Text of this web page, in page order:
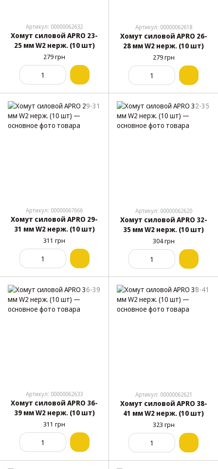
Артикул: 00000062632
Хомут силовой APRO 23-
25 мм W2 нерж. (10 шт)
279 грн
Артикул: 00000062618
Хомут силовой APRO 26-
28 мм W2 нерж. (10 шт)
279 грн
Артикул: 00000067666
Хомут силовой APRO 29-
31 мм W2 нерж. (10 шт)
311 грн
Артикул: 00000062620
Хомут силовой APRO 32-
35 мм W2 нерж. (10 шт)
304 грн
Артикул: 00000062633
Хомут силовой APRO 36-
39 мм W2 нерж. (10 шт)
311 грн
Артикул: 00000062621
Хомут силовой APRO 38-
41 мм W2 нерж. (10 шт)
323 грн